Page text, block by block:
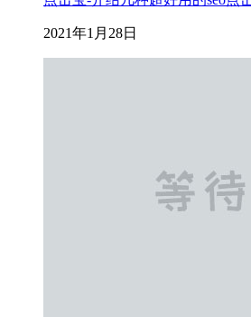
2021年1月28日